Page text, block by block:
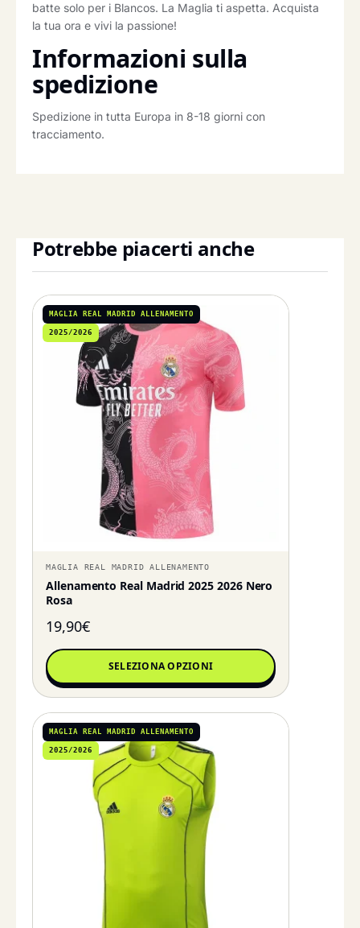
batte solo per i Blancos. La Maglia ti aspetta. Acquista
la tua ora e vivi la passione!
Informazioni sulla
spedizione
Spedizione in tutta Europa in 8-18 giorni con
tracciamento.
Potrebbe piacerti anche
MAGLIA REAL MADRID ALLENAMENTO
2025/2026
MAGLIA REAL MADRID ALLENAMENTO
Allenamento Real Madrid 2025 2026 Nero
Rosa
19,90€
SELEZIONA OPZIONI
MAGLIA REAL MADRID ALLENAMENTO
2025/2026